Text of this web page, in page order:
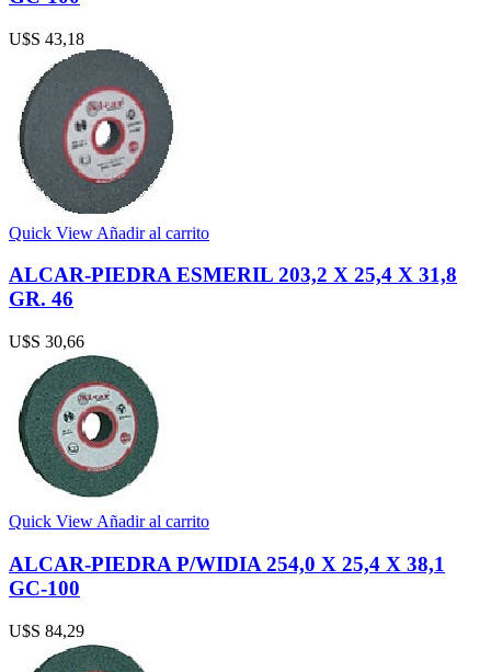
U$S 43,18
Quick View Añadir al carrito
ALCAR-PIEDRA ESMERIL 203,2 X 25,4 X 31,8
GR. 46
U$S 30,66
Quick View Añadir al carrito
ALCAR-PIEDRA P/WIDIA 254,0 X 25,4 X 38,1
GC-100
U$S 84,29